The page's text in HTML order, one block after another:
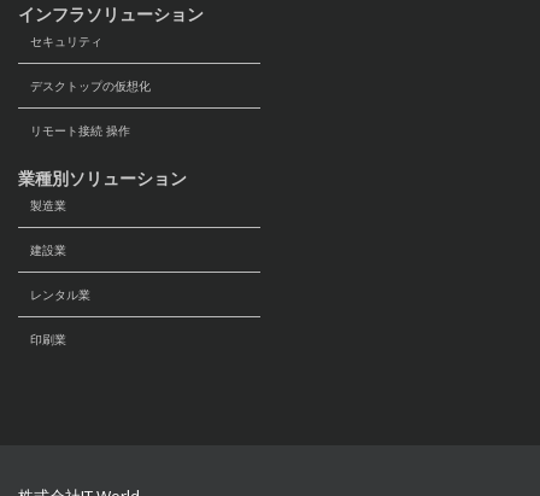
インフラソリューション
セキュリティ
デスクトップの仮想化
リモート接続 操作
業種別ソリューション
製造業
建設業
レンタル業
印刷業